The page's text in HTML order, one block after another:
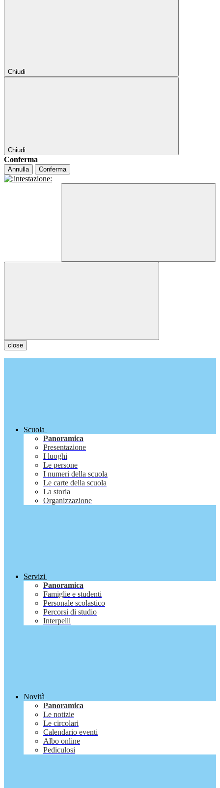
Chiudi
Chiudi
Conferma
Annulla Conferma
close
Scuola
Panoramica
Presentazione
I luoghi
Le persone
I numeri della scuola
Le carte della scuola
La storia
Organizzazione
Servizi
Panoramica
Famiglie e studenti
Personale scolastico
Percorsi di studio
Interpelli
Novità
Panoramica
Le notizie
Le circolari
Calendario eventi
Albo online
Pediculosi